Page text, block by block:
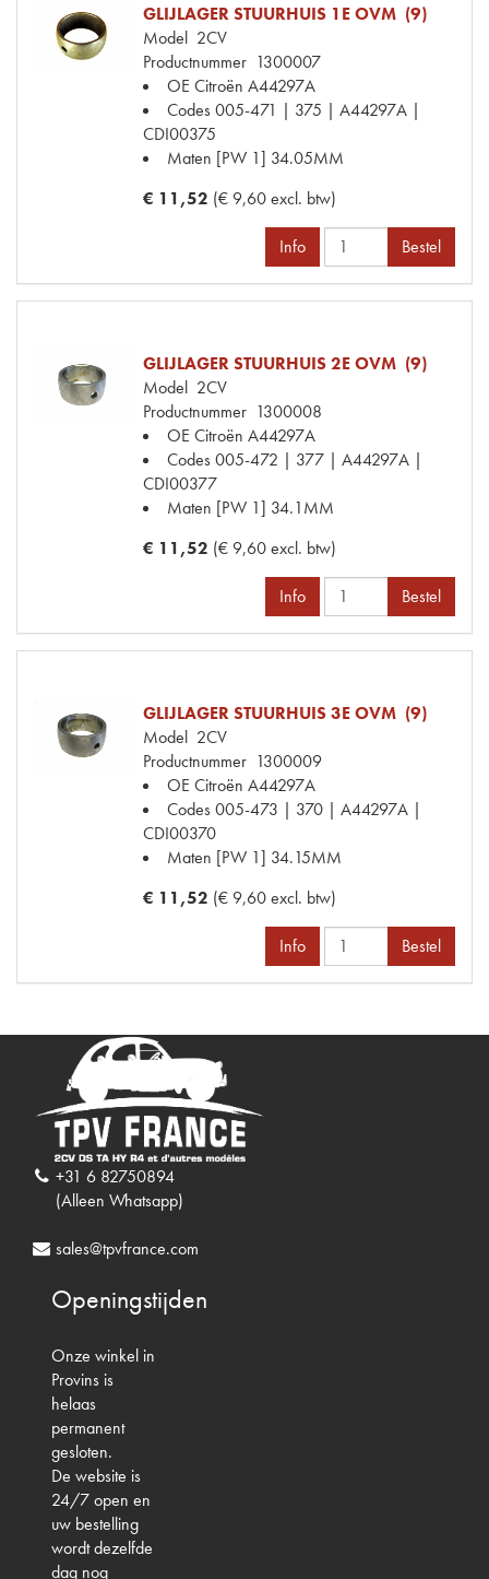
GLIJLAGER STUURHUIS 1E OVM (9)
Model 2CV
Productnummer 1300007
OE Citroën A44297A
Codes005-471 | 375 | A44297A |
CDI00375
Maten [PW 1] 34.05MM
€ 11,52 (€ 9,60 excl. btw)
Info Bestel
GLIJLAGER STUURHUIS 2E OVM (9)
Model 2CV
Productnummer 1300008
OE Citroën A44297A
Codes005-472 | 377 | A44297A |
CDI00377
Maten [PW 1] 34.1MM
€ 11,52 (€ 9,60 excl. btw)
Info Bestel
GLIJLAGER STUURHUIS 3E OVM (9)
Model 2CV
Productnummer 1300009
OE Citroën A44297A
Codes005-473 | 370 | A44297A |
CDI00370
Maten [PW 1] 34.15MM
€ 11,52 (€ 9,60 excl. btw)
Info Bestel
+31 6 82750894
(Alleen Whatsapp)
sales@tpvfrance.com
Openingstijden
Onze winkel in
Provins is
helaas
permanent
gesloten.
De website is
24/7 open en
uw bestelling
wordt dezelfde
dag nog